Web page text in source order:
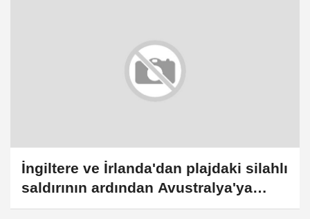
İngiltere ve İrlanda'dan plajdaki silahlı
saldırının ardından Avustralya'ya
destek açıklaması